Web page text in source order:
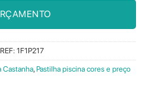
REF: 1F1P217
Castanha, Pastilha piscina cores e preço